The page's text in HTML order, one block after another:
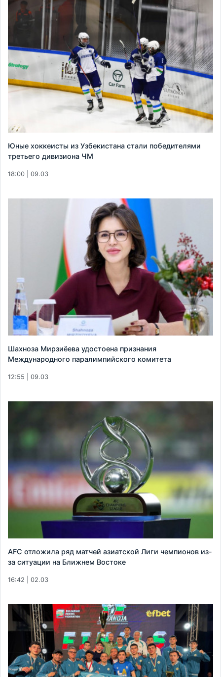
Юные хоккеисты из Узбекистана стали победителями
третьего дивизиона ЧМ
18:00 | 09.03
Шахноза Мирзиёева удостоена признания
Международного паралимпийского комитета
12:55 | 09.03
AFC отложила ряд матчей азиатской Лиги чемпионов из-
за ситуации на Ближнем Востоке
16:42 | 02.03